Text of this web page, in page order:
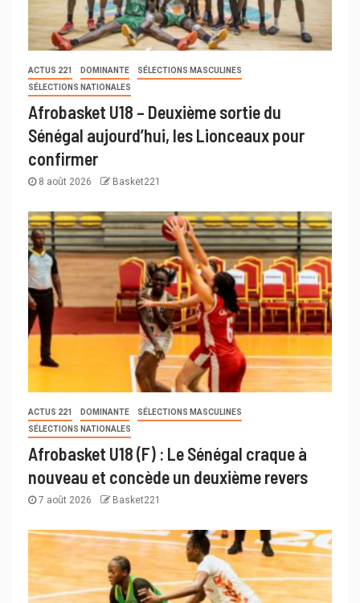
ACTUS 221 DOMINANTE
SÉLECTIONS MASCULINES
SÉLECTIONS NATIONALES
Afrobasket U18 – Deuxième sortie du
Sénégal aujourd’hui, les Lionceaux pour
confirmer
8 août 2026 Basket221
ACTUS 221 DOMINANTE
SÉLECTIONS MASCULINES
SÉLECTIONS NATIONALES
Afrobasket U18 (F) : Le Sénégal craque à
nouveau et concède un deuxième revers
7 août 2026 Basket221